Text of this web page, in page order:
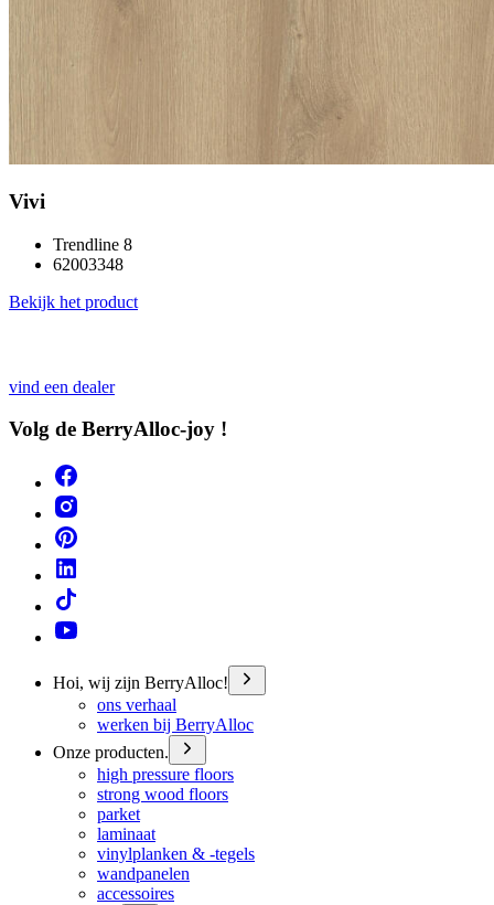
Vivi
Trendline 8
62003348
Bekijk het product
vind een dealer
Volg de BerryAlloc-joy !
Hoi, wij zijn BerryAlloc!
ons verhaal
werken bij BerryAlloc
Onze producten.
high pressure floors
strong wood floors
parket
laminaat
vinylplanken & -tegels
wandpanelen
accessoires